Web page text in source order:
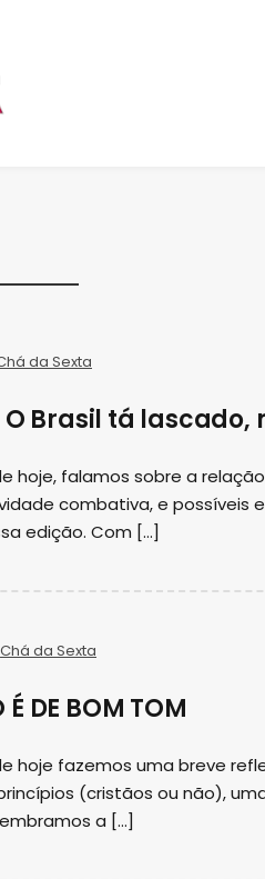
da Sexta
O Brasil tá
hoje, falamos sobre a
combativa, e possíveis
edição. Com […]
Chá da Sexta
DE BOM TOM
hoje fazemos uma breve
(cristãos ou não),
a […]